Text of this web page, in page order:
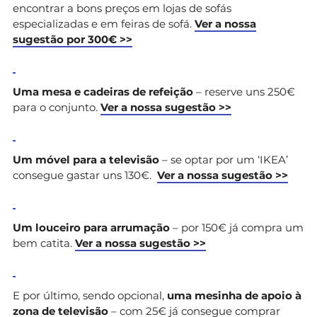
encontrar a bons preços em lojas de sofás
especializadas e em feiras de sofá. Ver a nossa
sugestão por 300€ >>
Uma mesa e cadeiras de refeição – reserve uns 250€
para o conjunto. Ver a nossa sugestão >>
Um móvel para a televisão – se optar por um ‘IKEA’
consegue gastar uns 130€. Ver a nossa sugestão >>
Um louceiro para arrumação – por 150€ já compra um
bem catita. Ver a nossa sugestão >>
E por último, sendo opcional, uma mesinha de apoio à
zona de televisão – com 25€ já consegue comprar